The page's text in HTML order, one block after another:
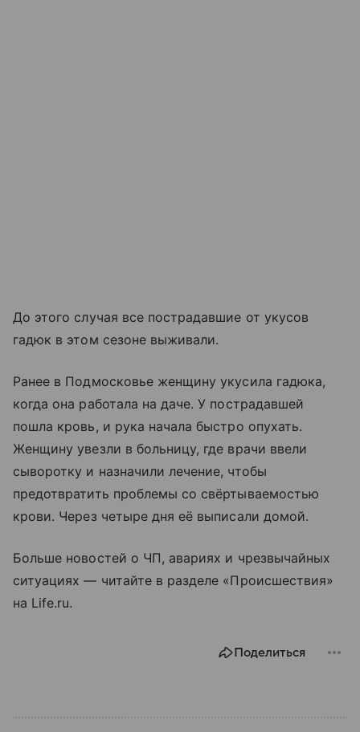
До этого случая все пострадавшие от укусов
гадюк в этом сезоне выживали.
Ранее в Подмосковье женщину укусила гадюка,
когда она работала на даче. У пострадавшей
пошла кровь, и рука начала быстро опухать.
Женщину увезли в больницу, где врачи ввели
сыворотку и назначили лечение, чтобы
предотвратить проблемы со свёртываемостью
крови. Через четыре дня её выписали домой.
Больше новостей о ЧП, авариях и чрезвычайных
ситуациях — читайте в разделе «Происшествия»
на Life.ru.
Поделиться